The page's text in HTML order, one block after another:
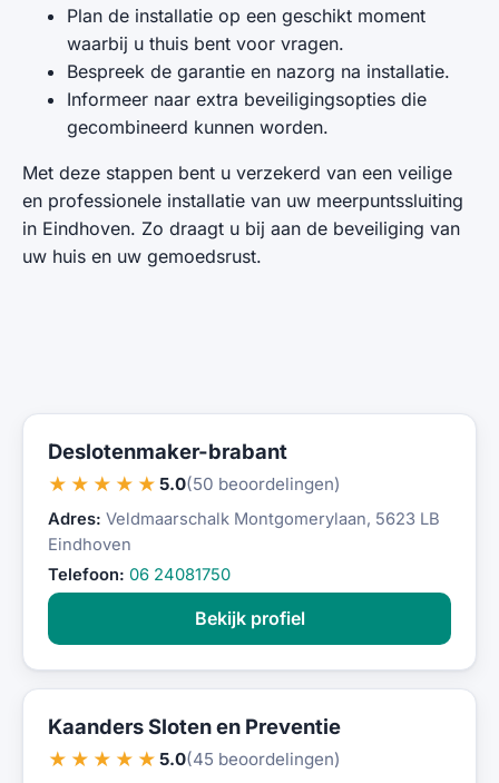
Plan de installatie op een geschikt moment
waarbij u thuis bent voor vragen.
Bespreek de garantie en nazorg na installatie.
Informeer naar extra beveiligingsopties die
gecombineerd kunnen worden.
Met deze stappen bent u verzekerd van een veilige
en professionele installatie van uw meerpuntssluiting
in Eindhoven. Zo draagt u bij aan de beveiliging van
uw huis en uw gemoedsrust.
Deslotenmaker-brabant
★★★★★ 5.0(50 beoordelingen)
Adres: Veldmaarschalk Montgomerylaan, 5623 LB
Eindhoven
Telefoon: 06 24081750
Bekijk profiel
Kaanders Sloten en Preventie
★★★★★ 5.0(45 beoordelingen)